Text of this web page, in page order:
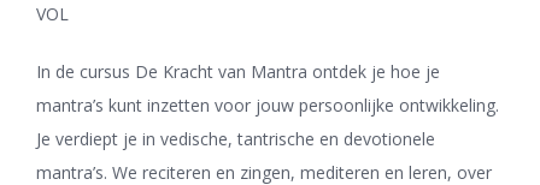
VOL
In de cursus De Kracht van Mantra ontdek je hoe je
mantra’s kunt inzetten voor jouw persoonlijke ontwikkeling.
Je verdiept je in vedische, tantrische en devotionele
mantra’s. We reciteren en zingen, mediteren en leren, over